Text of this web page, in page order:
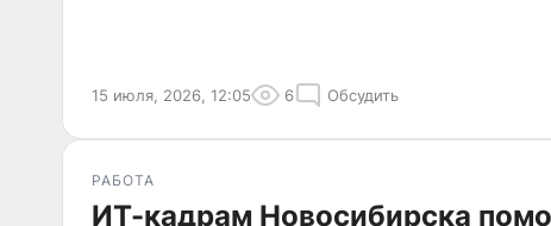
15 июля, 2026, 12:05 6 Обсудить
РАБОТА
ИТ-кадрам Новосибирска